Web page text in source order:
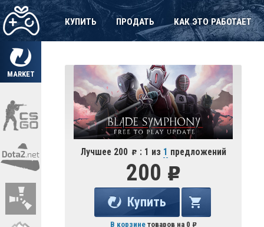
MARKET
КУПИТЬ ПРОДАТЬ КАК ЭТО РАБОТАЕТ
Лучшее 200 : 1 из 1 предложений
200
Купить
В корзинетоваров на 0